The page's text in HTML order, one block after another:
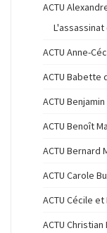
ACTU
ACTU Anne-
ACTU Babette
ACTU
ACTU Benoît
ACTU Bernard
ACTU Carole
ACTU Cécile
ACTU Christian